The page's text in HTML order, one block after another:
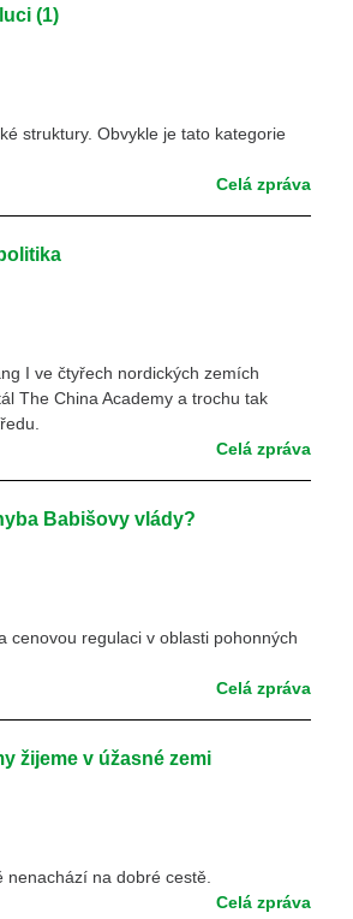
(1)
struktury. Obvykle je tato kategorie
Celá zpráva
I ve čtyřech nordických zemích
The China Academy a trochu tak
Celá zpráva
Babišovy vlády?
cenovou regulaci v oblasti pohonných
Celá zpráva
žijeme v úžasné zemi
na dobré cestě.
Celá zpráva